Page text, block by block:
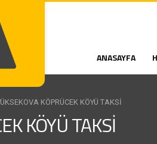
ANASAYFA
KÖPRÜCEK KÖYÜ TAKSI
KÖYÜ TAKSI